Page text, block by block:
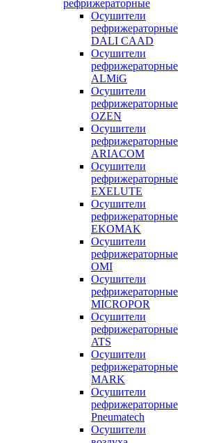
рефрижераторные
Осушители
рефрижераторные
DALI CAAD
Осушители
рефрижераторные
ALMiG
Осушители
рефрижераторные
OZEN
Осушители
рефрижераторные
ARIACOM
Осушители
рефрижераторные
EXELUTE
Осушители
рефрижераторные
EKOMAK
Осушители
рефрижераторные
OMI
Осушители
рефрижераторные
MICROPOR
Осушители
рефрижераторные
ATS
Осушители
рефрижераторные
MARK
Осушители
рефрижераторные
Pneumatech
Осушители